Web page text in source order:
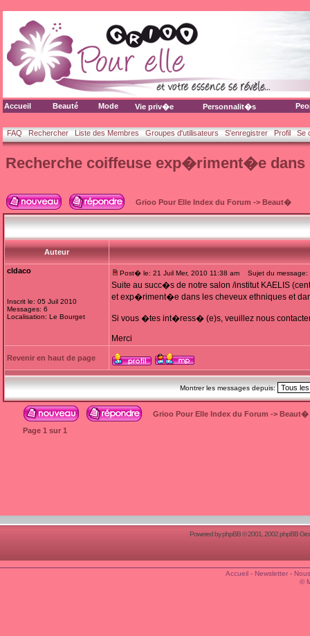
Accueil Beauté Mode Vie priv�e Personnalit�s
FAQ Rechercher Liste des Membres Groupes d'utilisateurs S'enregistrer Profil Se
Recherche coiffeuse exp�riment�e dans
Grioo Pour Elle Index du Forum -> Beaut�
Auteur
cldaco
Inscrit le: 05 Juil 2010
Messages: 6
Localisation: Le Bourget
Post� le: 21 Juil Mer, 2010 11:38 am Sujet du message:
Suite au succ�s de notre salon /institut KAELIS
et exp�riment�e dans les cheveux ethniques et
Si vous �tes int�ress� (e)s, veuillez nous
Merci
Revenir en haut de page
Montrer les messages depuis:
Grioo Pour Elle Index du Forum -> Beaut�
Page 1 sur 1
Powered byphpBB© 2001, 2002 phpBB
Accueil- Newsletter-
©